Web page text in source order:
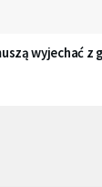
wyjechać z